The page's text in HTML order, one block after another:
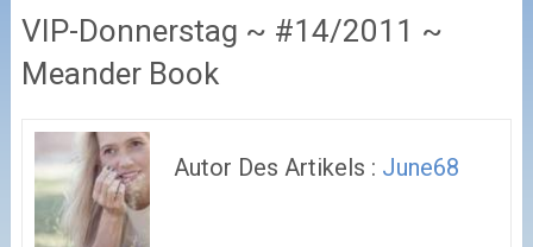
VIP-Donnerstag ~ #14/2011 ~
Meander Book
Autor Des Artikels : June68